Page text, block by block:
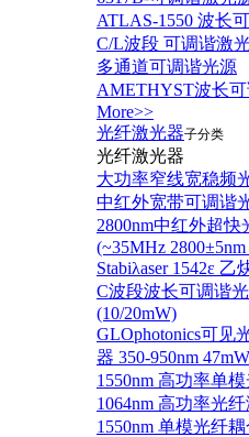
ATLAS-1550 波长
C/L波段 可调谐激
多通道可调谐光源
AMETHYST波长
More>>
光纤激光器子分类
光纤激光器
大功率窄线宽稳频
中红外宽带可调谐
2800nm中红外超
(~35MHz
Stabiλaser 1542ε
C波段波长可调谐
(10/20mW)
GLOphotonics可见
器 350-950nm 47mW
1550nm 高功率单
1064nm 高功率光
1550nm 单模光纤